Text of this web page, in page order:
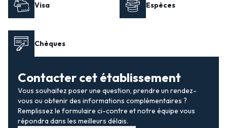
Visa Espèces
Chèques
Contacter cet établissement
Vous souhaitez poser une question, prendre un rendez-
vous ou obtenir des informations complémentaires ?
Remplissez le formulaire ci-contre et notre équipe vous
répondra dans les meilleurs délais.